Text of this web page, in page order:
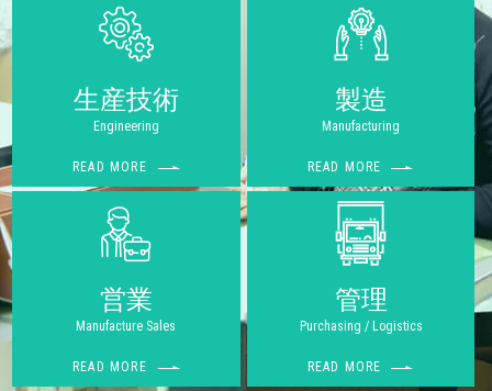
生産技術
Engineering
READ MORE
製造
Manufacturing
READ MORE
営業
Manufacture Sales
READ MORE
管理
Purchasing / Logistics
READ MORE